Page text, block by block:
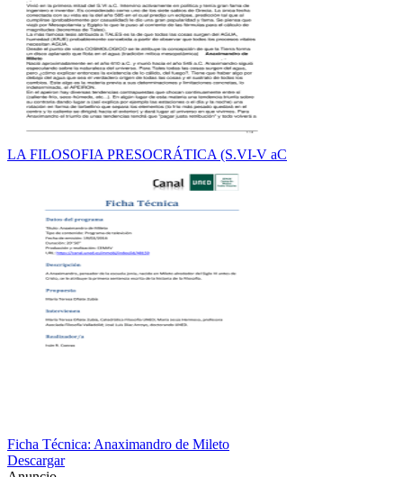
LA FILOSOFIA PRESOCRÁTICA (S.VI-V aC
Ficha Técnica: Anaximandro de Mileto
Descargar